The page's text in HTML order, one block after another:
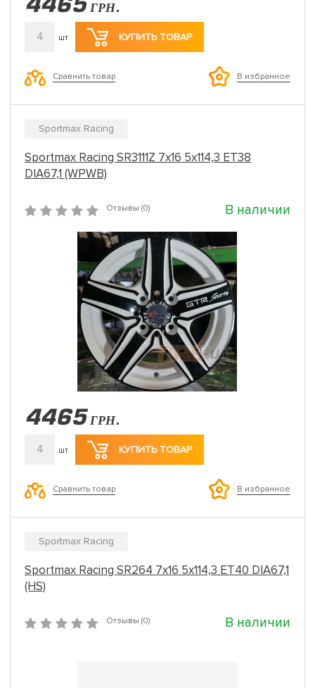
ГРН.
4 шт КУПИТЬ ТОВАР
Сравнить товар В избранное
Sportmax Racing
Sportmax Racing SR3111Z 7x16 5x114,3 ET38
DIA67,1 (WPWB)
Отзывы (0) В наличии
4465 ГРН.
4 шт КУПИТЬ ТОВАР
Сравнить товар В избранное
Sportmax Racing
Sportmax Racing SR264 7x16 5x114,3 ET40 DIA67,1
(HS)
Отзывы (0) В наличии